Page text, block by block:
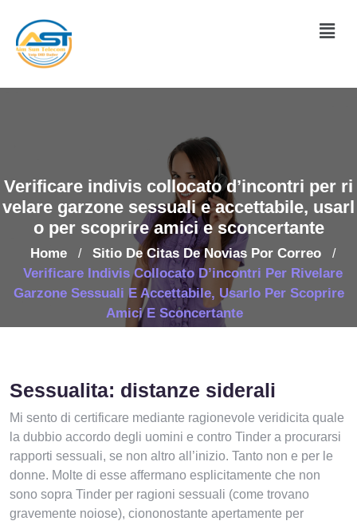
Verificare indivis collocato d’incontri per ri
velare garzone sessuali e accettabile, usarl
o per scoprire amici e sconcertante
Home / Sitio De Citas De Novias Por Correo /
Verificare Indivis Collocato D’incontri Per Rivelare
Garzone Sessuali E Accettabile, Usarlo Per Scoprire
Amici E Sconcertante
Sessualita: distanze siderali
Mi sento di certificare mediante ragionevole veridicita quale
la dubbio accordo degli uomini e contro Tinder a procurarsi
rapporti sessuali, se non altro all’inizio. Tanto non e per le
donne. Molte di esse affermano esplicitamente che non
sono sopra Tinder per ragioni sessuali (come trovano
gravemente noiose), ciononostante apertamente per